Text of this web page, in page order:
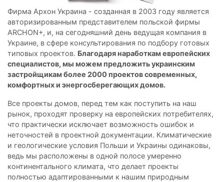
Фирма Архон Украина - созданная в 2003 году является
авторизированным представителем польской фирмы
ARCHON+, и, на сегодняшний день ведущая компания в
Украине, в сфере консультирования по подбору готовых
типовых проектов. Благодаря наработкам европейских
специалистов, мы можем предложить украинским
застройщикам более 2000 проектов современных,
комфортных и энергосберегающих домов.
Все проекты домов, перед тем как поступить на наш
рынок, проходят проверку на европейских потребителях,
что практически исключает возможность ошибок и
неточностей в проектной документации. Климатические
и геологические условия Польши и Украины одинаковы,
ведь мы расположены в одной полосе умеренно
континентального климата, что делает проекты
полностью адаптированными к нашим природным